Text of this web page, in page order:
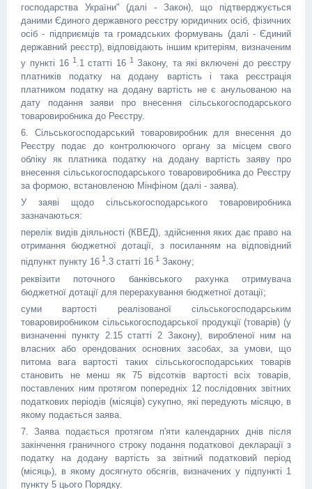
господарства України" (далі - Закон), що підтверджується
даними Єдиного державного реєстру юридичних осіб, фізичних
осіб - підприємців та громадських формувань (далі - Єдиний
державний реєстр), відповідають іншим критеріям, визначеним
у пункті 161.1 статті 16 1 Закону, та які включені до реєстру
платників податку на додану вартість і така реєстрація
платником податку на додану вартість не є анульованою на
дату подання заяви про внесення сільськогосподарського
товаровиробника до Реєстру.
6. Сільськогосподарський товаровиробник для внесення до
Реєстру подає до контролюючого органу за місцем свого
обліку як платника податку на додану вартість заяву про
внесення сільськогосподарського товаровиробника до Реєстру
за формою, встановленою Мінфіном (далі - заява).
У заяві щодо сільськогосподарського товаровиробника
зазначаються:
перелік видів діяльності (КВЕД), здійснення яких дає право на
отримання бюджетної дотації, з посиланням на відповідний
підпункт пункту 16 1 .3 статті 16 1 Закону;
реквізити поточного банківського рахунка отримувача
бюджетної дотації для перерахування бюджетної дотації;
суми вартості реалізованої сільськогосподарським
товаровиробником сільськогосподарської продукції (товарів) (у
визначенні пункту 2.15 статті 2 Закону), виробленої ним на
власних або орендованих основних засобах, за умови, що
питома вага вартості таких сільськогосподарських товарів
становить не менш як 75 відсотків вартості всіх товарів,
поставлених ним протягом попередніх 12 послідовних звітних
податкових періодів (місяців) сукупно, які передують місяцю, в
якому подається заява.
7. Заява подається протягом п'яти календарних днів після
закінчення граничного строку подання податкової декларації з
податку на додану вартість за звітний податковий період
(місяць), в якому досягнуто обсягів, визначених у підпункті 1
пункту 5 цього Порядку.